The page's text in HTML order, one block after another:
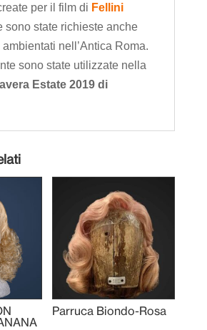
per il film di Fellini
sono state richieste anche
nell’Antica Roma.
sono state utilizzate nella
Estate 2019 di
Parruca Biondo-Rosa